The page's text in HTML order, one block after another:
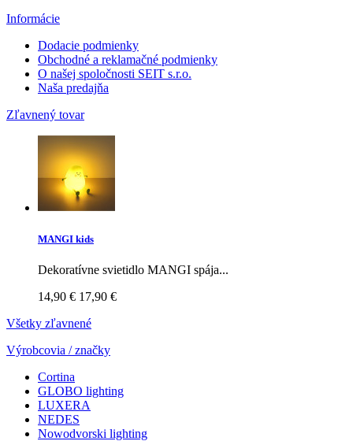
Informácie
Dodacie podmienky
Obchodné a reklamačné podmienky
O našej spoločnosti SEIT s.r.o.
Naša predajňa
Zľavnený tovar
MANGI kids
Dekoratívne svietidlo MANGI spája...
14,90 € 17,90 €
Všetky zľavnené
Výrobcovia / značky
Cortina
GLOBO lighting
LUXERA
NEDES
Nowodvorski lighting